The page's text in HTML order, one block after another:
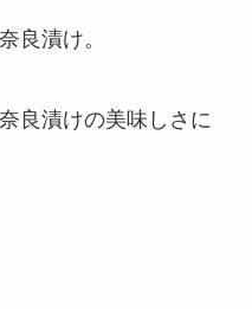
良漬け。
良漬けの美味しさに